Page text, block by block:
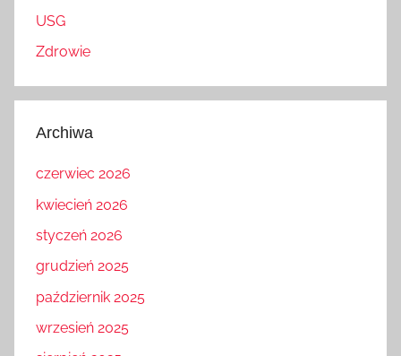
USG
Zdrowie
Archiwa
czerwiec 2026
kwiecień 2026
styczeń 2026
grudzień 2025
październik 2025
wrzesień 2025